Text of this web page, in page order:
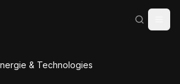
& Technologies